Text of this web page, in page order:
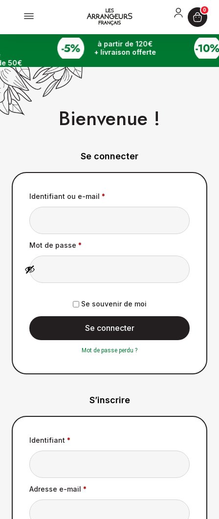
0
50€
à partir de 120€
+ livraison offerte
Bienvenue !
Se connecter
Identifiant ou e-mail *
Mot de passe *
Se souvenir de moi
Se connecter
Mot de passe perdu ?
S’inscrire
Identifiant *
Adresse e-mail *